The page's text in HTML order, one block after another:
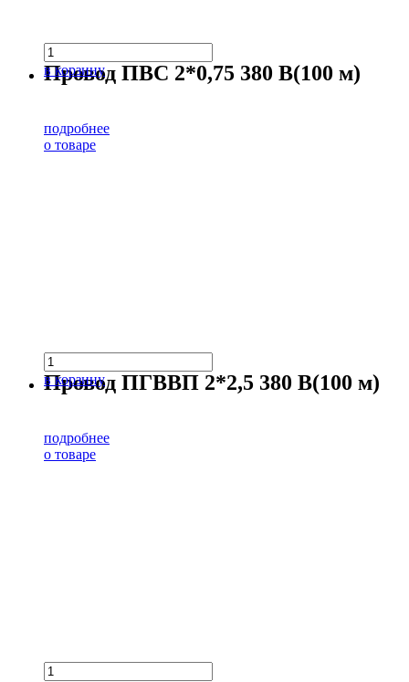
в корзину
Провод ПВС 2*0,75 380 В(100 м)
подробнее
о товаре
в корзину
Провод ПГВВП 2*2,5 380 В(100 м)
подробнее
о товаре